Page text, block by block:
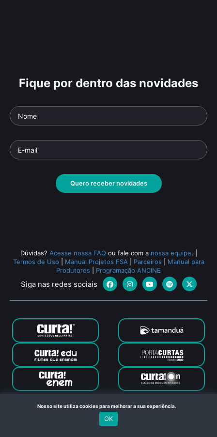
Fique por dentro das novidades
Quero receber novidades
Dúvidas? Acesse nossa FAQ ou fale com a nossa equipe.
Termos de Uso
Manual Projetos FSA Parceiros
Manual para
Produtores
Programação ANCINE
Siga nas redes sociais
Canal Curta © 2024. Todos os direitos reservados. Feito com
no Rio de Janeiro
Nosso site utiliza cookies para melhorar a sua experiência.
OK